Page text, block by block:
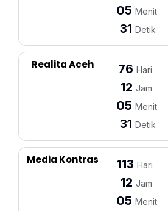
05 Menit
31 Detik
Realita Aceh 76 Hari
12 Jam
05 Menit
31 Detik
Media Kontras 113 Hari
12 Jam
05 Menit